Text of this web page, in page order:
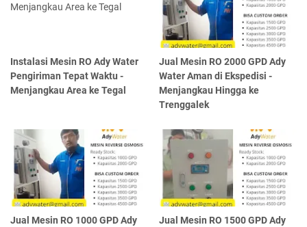
Instalasi Mesin RO Ady Water
Pengiriman Tepat Waktu -
Menjangkau Area ke Tegal
Jual Mesin RO 2000 GPD Ady
Water Aman di Ekspedisi -
Menjangkau Hingga ke
Trenggalek
Jual Mesin RO 1000 GPD Ady
Jual Mesin RO 1500 GPD Ady